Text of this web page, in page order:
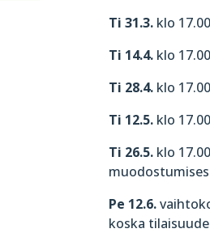
Ti 31.3. klo
Ti 14.4. klo
Ti 28.4. klo
Ti 12.5. klo
Ti 26.5. klo
Pe 12.6.
koska